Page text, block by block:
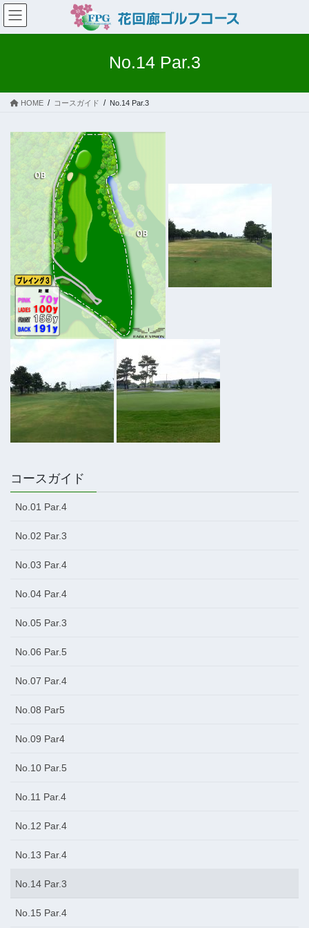
コ
ン
テ
ス
ナ
ビ
ゲ
ン
No.14 Par.3
HOME コースガイド No.14 Par.3
コースガイド
No.01 Par.4
No.02 Par.3
No.03 Par.4
No.04 Par.4
No.05 Par.3
No.06 Par.5
No.07 Par.4
No.08 Par5
No.09 Par4
No.10 Par.5
No.11 Par.4
No.12 Par.4
No.13 Par.4
No.14 Par.3
No.15 Par.4